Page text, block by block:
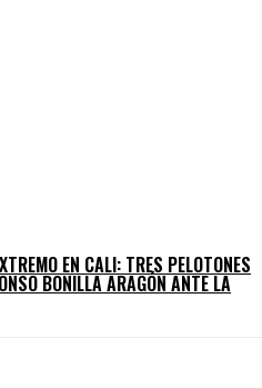
EN CALI: TRES PELOTONES
BONILLA ARAGÓN ANTE LA